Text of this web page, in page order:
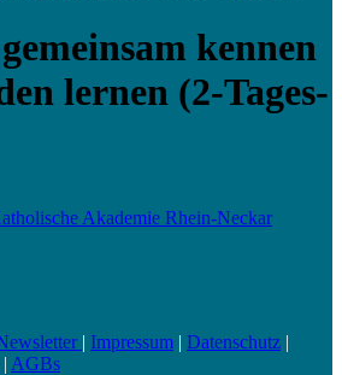
kennen
lernen (2-Tages-
Akademie Rhein-Neckar
| Impressum | Datenschutz |
| AGBs